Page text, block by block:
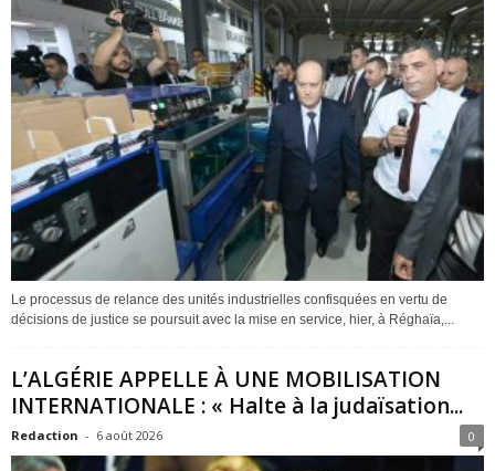
Le processus de relance des unités industrielles confisquées en vertu de
décisions de justice se poursuit avec la mise en service, hier, à Réghaïa,...
L’ALGÉRIE APPELLE À UNE MOBILISATION
INTERNATIONALE : « Halte à la judaïsation...
Redaction - 6 août 2026 0